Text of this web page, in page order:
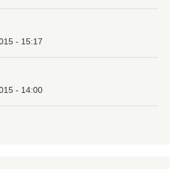
- 15:17
- 14:00